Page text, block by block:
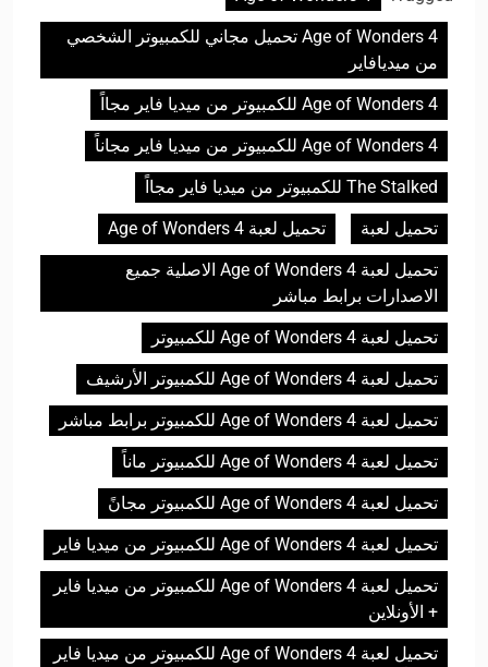
Age of Wonders 4 تحميل مجاني للكمبيوتر الشخصي
من ميديافاير
Age of Wonders 4 للكمبيوتر من ميديا فاير مجااً
Age of Wonders 4 للكمبيوتر من ميديا فاير مجاناً
The Stalked للكمبيوتر من ميديا فاير مجااً
تحميل لعبة
تحميل لعبة Age of Wonders 4
تحميل لعبة Age of Wonders 4 الاصلية جميع
الاصدارات برابط مباشر
تحميل لعبة Age of Wonders 4 للكمبيوتر
تحميل لعبة Age of Wonders 4 للكمبيوتر الأرشيف
تحميل لعبة Age of Wonders 4 للكمبيوتر برابط مباشر
تحميل لعبة Age of Wonders 4 للكمبيوتر ماناً
تحميل لعبة Age of Wonders 4 للكمبيوتر مجانً
تحميل لعبة Age of Wonders 4 للكمبيوتر من ميديا فاير
تحميل لعبة Age of Wonders 4 للكمبيوتر من ميديا فاير
+ الأونلاين
تحميل لعبة Age of Wonders 4 للكمبيوتر من ميديا فاير